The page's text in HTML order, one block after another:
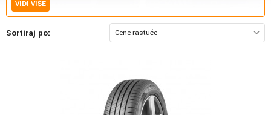
VIDI VIŠE
Sortiraj po: